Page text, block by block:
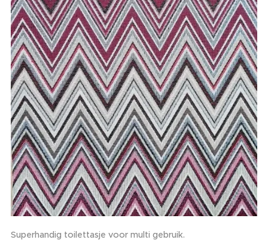
Superhandig toilettasje voor multi gebruik.